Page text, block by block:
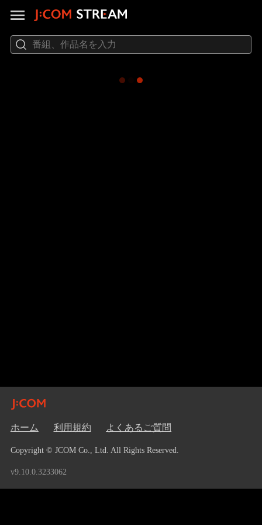
ホーム 利用規約 よくあるご質問
Copyright © JCOM Co., Ltd. All Rights Reserved.
v9.10.0.3233062